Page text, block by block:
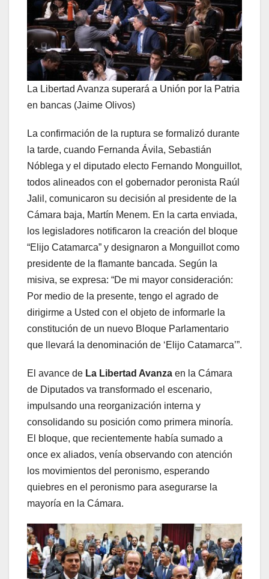
La Libertad Avanza superará a Unión por la Patria
en bancas (Jaime Olivos)
La confirmación de la ruptura se formalizó durante
la tarde, cuando Fernanda Ávila, Sebastián
Nóblega y el diputado electo Fernando Monguillot,
todos alineados con el gobernador peronista Raúl
Jalil, comunicaron su decisión al presidente de la
Cámara baja, Martín Menem. En la carta enviada,
los legisladores notificaron la creación del bloque
“Elijo Catamarca” y designaron a Monguillot como
presidente de la flamante bancada. Según la
misiva, se expresa: “De mi mayor consideración:
Por medio de la presente, tengo el agrado de
dirigirme a Usted con el objeto de informarle la
constitución de un nuevo Bloque Parlamentario
que llevará la denominación de ‘Elijo Catamarca’”.
El avance de La Libertad Avanza en la Cámara
de Diputados va transformado el escenario,
impulsando una reorganización interna y
consolidando su posición como primera minoría.
El bloque, que recientemente había sumado a
once ex aliados, venía observando con atención
los movimientos del peronismo, esperando
quiebres en el peronismo para asegurarse la
mayoría en la Cámara.